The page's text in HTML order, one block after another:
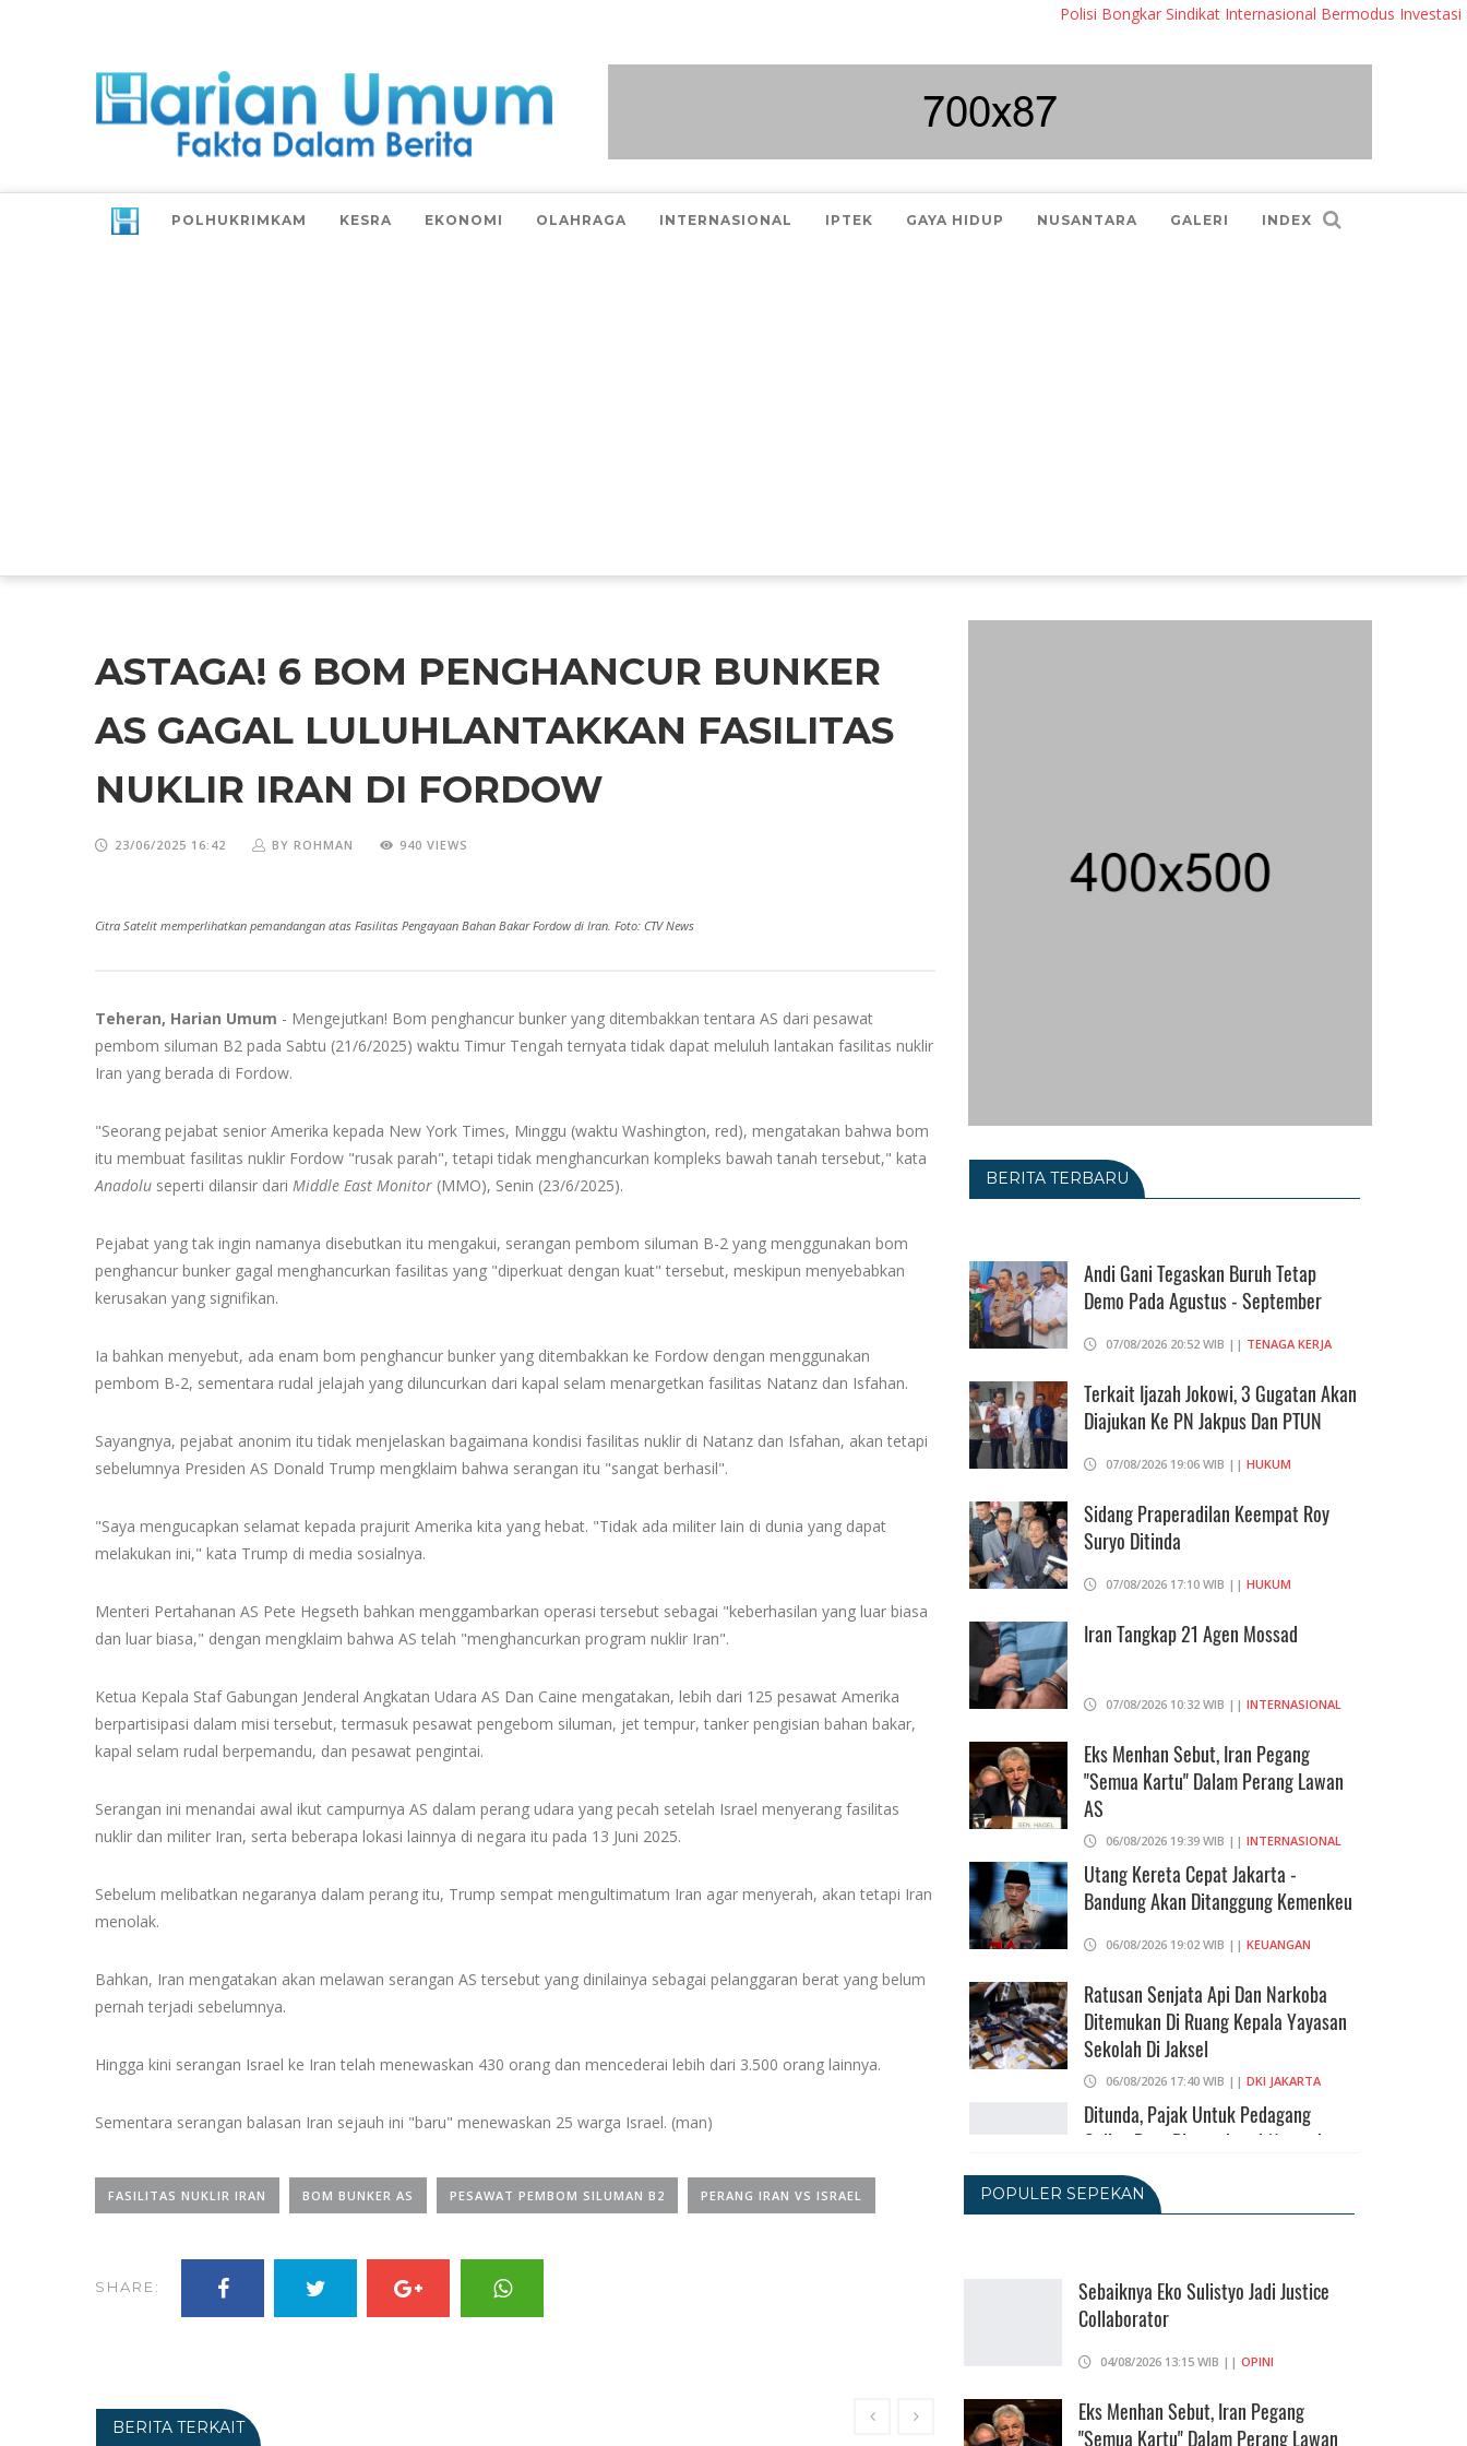
Polisi Bongkar Sindikat Internasional Bermodus Investasi
POLHUKRIMKAM KESRA EKONOMI OLAHRAGA INTERNASIONAL IPTEK GAYA HIDUP NUSANTARA GALERI INDEX
ASTAGA! 6 BOM PENGHANCUR BUNKER
AS GAGAL LULUHLANTAKKAN FASILITAS
NUKLIR IRAN DI FORDOW
23/06/2025 16:42 BY ROHMAN 940 VIEWS
Citra Satelit memperlihatkan pemandangan atas Fasilitas Pengayaan Bahan Bakar Fordow di Iran. Foto: CTV News
Teheran, Harian Umum - Mengejutkan! Bom penghancur bunker yang ditembakkan tentara AS dari pesawat
pembom siluman B2 pada Sabtu (21/6/2025) waktu Timur Tengah ternyata tidak dapat meluluh lantakan fasilitas nuklir
Iran yang berada di Fordow.
"Seorang pejabat senior Amerika kepada New York Times, Minggu (waktu Washington, red), mengatakan bahwa bom
itu membuat fasilitas nuklir Fordow "rusak parah", tetapi tidak menghancurkan kompleks bawah tanah tersebut," kata
Anadolu seperti dilansir dari Middle East Monitor (MMO), Senin (23/6/2025).
Pejabat yang tak ingin namanya disebutkan itu mengakui, serangan pembom siluman B-2 yang menggunakan bom
penghancur bunker gagal menghancurkan fasilitas yang "diperkuat dengan kuat" tersebut, meskipun menyebabkan
kerusakan yang signifikan.
Ia bahkan menyebut, ada enam bom penghancur bunker yang ditembakkan ke Fordow dengan menggunakan
pembom B-2, sementara rudal jelajah yang diluncurkan dari kapal selam menargetkan fasilitas Natanz dan Isfahan.
Sayangnya, pejabat anonim itu tidak menjelaskan bagaimana kondisi fasilitas nuklir di Natanz dan Isfahan, akan tetapi
sebelumnya Presiden AS Donald Trump mengklaim bahwa serangan itu "sangat berhasil".
"Saya mengucapkan selamat kepada prajurit Amerika kita yang hebat. "Tidak ada militer lain di dunia yang dapat
melakukan ini," kata Trump di media sosialnya.
Menteri Pertahanan AS Pete Hegseth bahkan menggambarkan operasi tersebut sebagai "keberhasilan yang luar biasa
dan luar biasa," dengan mengklaim bahwa AS telah "menghancurkan program nuklir Iran".
Ketua Kepala Staf Gabungan Jenderal Angkatan Udara AS Dan Caine mengatakan, lebih dari 125 pesawat Amerika
berpartisipasi dalam misi tersebut, termasuk pesawat pengebom siluman, jet tempur, tanker pengisian bahan bakar,
kapal selam rudal berpemandu, dan pesawat pengintai.
Serangan ini menandai awal ikut campurnya AS dalam perang udara yang pecah setelah Israel menyerang fasilitas
nuklir dan militer Iran, serta beberapa lokasi lainnya di negara itu pada 13 Juni 2025.
Sebelum melibatkan negaranya dalam perang itu, Trump sempat mengultimatum Iran agar menyerah, akan tetapi Iran
menolak.
Bahkan, Iran mengatakan akan melawan serangan AS tersebut yang dinilainya sebagai pelanggaran berat yang belum
pernah terjadi sebelumnya.
Hingga kini serangan Israel ke Iran telah menewaskan 430 orang dan mencederai lebih dari 3.500 orang lainnya.
Sementara serangan balasan Iran sejauh ini "baru" menewaskan 25 warga Israel. (man)
FASILITAS NUKLIR IRAN BOM BUNKER AS PESAWAT PEMBOM SILUMAN B2 PERANG IRAN VS ISRAEL
SHARE:
BERITA TERKAIT
BERITA TERBARU
Andi Gani Tegaskan Buruh Tetap
Demo Pada Agustus - September
07/08/2026 20:52 WIB || TENAGA KERJA
Terkait Ijazah Jokowi, 3 Gugatan Akan
Diajukan Ke PN Jakpus Dan PTUN
07/08/2026 19:06 WIB || HUKUM
Sidang Praperadilan Keempat Roy
Suryo Ditinda
07/08/2026 17:10 WIB || HUKUM
Iran Tangkap 21 Agen Mossad
07/08/2026 10:32 WIB || INTERNASIONAL
Eks Menhan Sebut, Iran Pegang
"Semua Kartu" Dalam Perang Lawan
AS
06/08/2026 19:39 WIB || INTERNASIONAL
Utang Kereta Cepat Jakarta -
Bandung Akan Ditanggung Kemenkeu
06/08/2026 19:02 WIB || KEUANGAN
Ratusan Senjata Api Dan Narkoba
Ditemukan Di Ruang Kepala Yayasan
Sekolah Di Jaksel
06/08/2026 17:40 WIB || DKI JAKARTA
Ditunda, Pajak Untuk Pedagang
Online Baru Diterapkan 1 November
2026
06/08/2026 14:23 WIB ||
206 Juta
06/08/2026 12:28 WIB ||
KPK Ungkap Pejabat Kemenhut
Dari Bupati Kuansing
05/08/2026 20:37 WIB ||HUKUM
POPULER SEPEKAN
Sebaiknya Eko Sulistyo Jadi Justice
Collaborator
04/08/2026 13:15 WIB || OPINI
Eks Menhan Sebut, Iran Pegang
"Semua Kartu" Dalam Perang Lawan